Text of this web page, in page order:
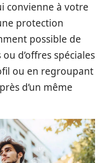
convienne à votre
protection
possible de
d’offres spéciales
ou en regroupant
d’un même